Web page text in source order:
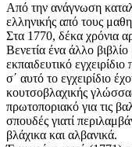
Από την ανάγνωση
ελληνικής από τους
Στα 1770, δέκα χρόνια
Βενετία ένα άλλο
εκπαιδευτικό
σ΄ αυτό το εγχειρίδιο
κουτσοβλαχικής
πρωτοποριακό για τις
σπουδές γιατί
βλάχικα και αλβανικά.